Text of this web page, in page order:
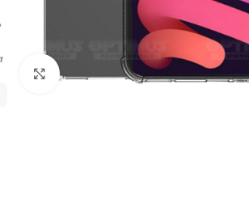
Click to enlarge